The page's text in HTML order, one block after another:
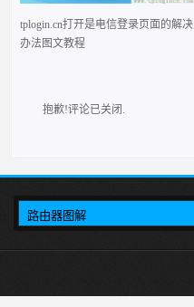
tplogin.cn打开是电信登录页面的解决
办法图文教程
抱歉!评论已关闭.